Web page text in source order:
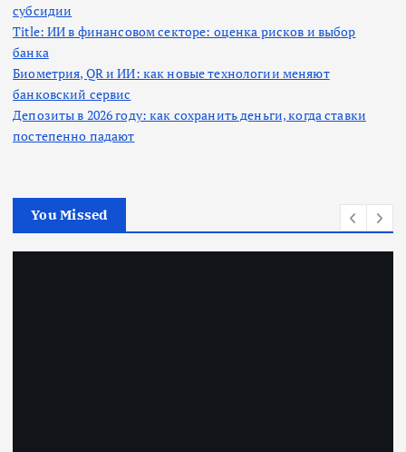
субсидии
Title: ИИ в финансовом секторе: оценка рисков и выбор
банка
Биометрия, QR и ИИ: как новые технологии меняют
банковский сервис
Депозиты в 2026 году: как сохранить деньги, когда ставки
постепенно падают
You Missed